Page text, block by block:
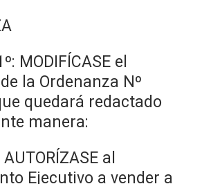
MODIFÍCASE el
la Ordenanza Nº
quedará redactado
manera:
al
Ejecutivo a vender a